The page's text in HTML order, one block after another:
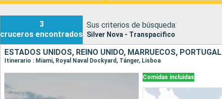
3
cruceros encontrados
Sus criterios de búsqueda:
Silver Nova - Transpacifico
ESTADOS UNIDOS, REINO UNIDO, MARRUECOS, PORTUGAL
Itinerario : Miami, Royal Naval Dockyard, Tánger, Lisboa
Comidas incluidas